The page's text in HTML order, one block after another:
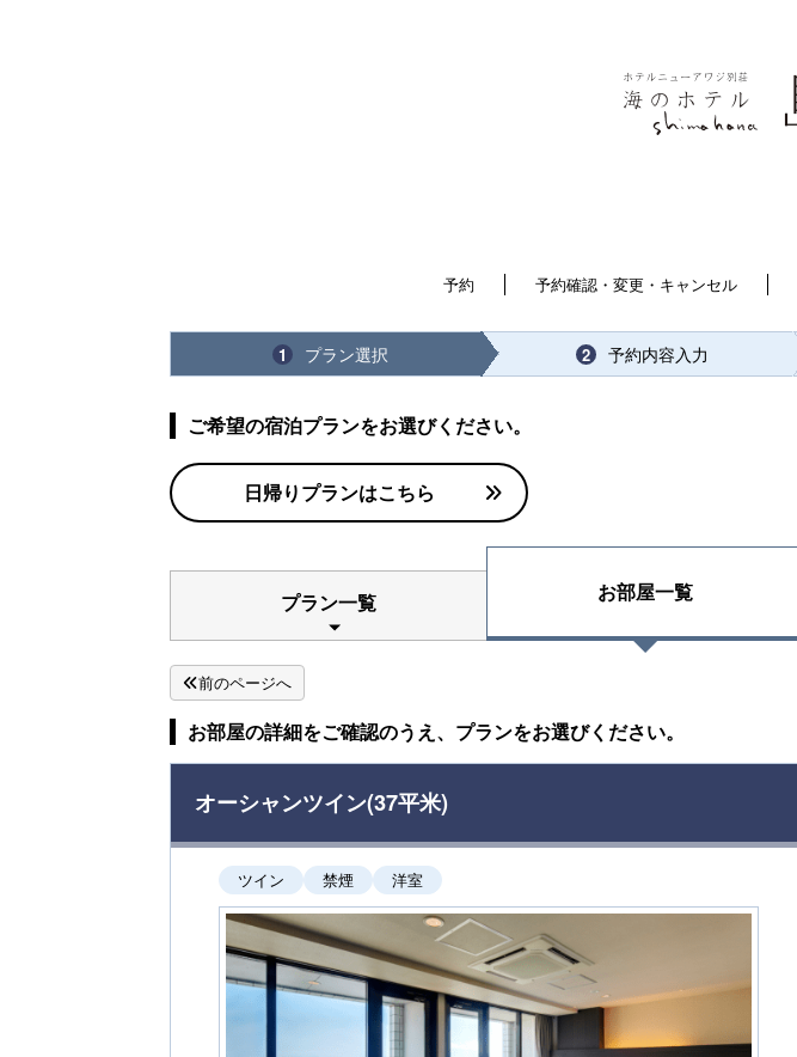
予約
予約確認・変更・キャンセル
1 プラン選択 2 予約内容入力
ご希望の宿泊プランをお選びください。
日帰りプランはこちら
プラン一覧 お部屋一覧
前のページへ
お部屋の詳細をご確認のうえ、プランをお選びください。
オーシャンツイン(37平米)
ツイン 禁煙 洋室